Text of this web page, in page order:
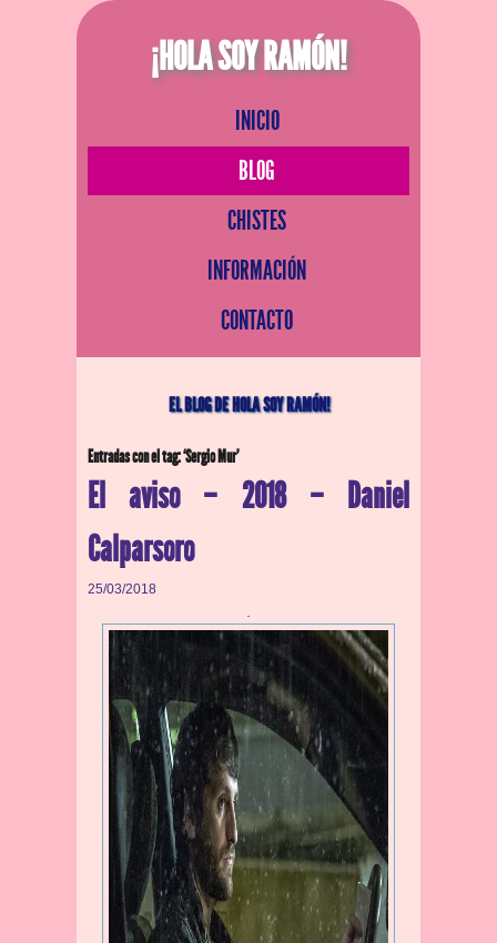
¡HOLA SOY RAMÓN!
INICIO
BLOG
CHISTES
INFORMACIÓN
CONTACTO
EL BLOG DE HOLA SOY RAMÓN!
Entradas con el tag: ‘Sergio Mur’
El aviso – 2018 – Daniel
Calparsoro
25/03/2018